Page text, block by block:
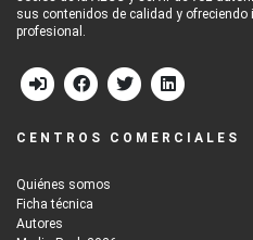
sus contenidos de calidad y
profesional.
CENTROS COMERCIALES
Quiénes somos
Ficha técnica
Autores